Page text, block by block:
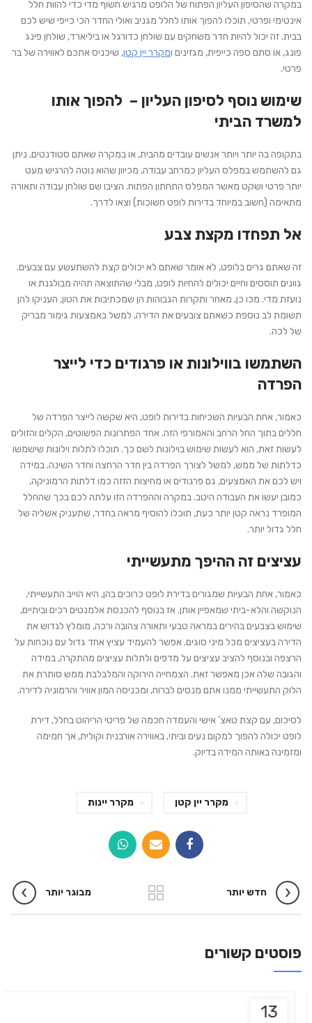
במקרה שהסיפון העליון הפתוח של הלופט מרגיש חשוף מדי כדי להוות חלל
אינטימי ופרטי, תוכלו להפוך אותו לחלל מגניב ואולי החדר הכי כייפי שיש לכם
בבית. זה יכול להיות חדר משחקים עם שולחן כדורגל או ביליארד, שולחן פינג
פונג, או סתם ספה כייפית, מגזינים ומקרר יין קטן, שיכניס אתכם לאווירה של בר
פרטי.
שימוש נוסף לסיפון העליון – להפוך אותו
למשרד הביתי
בתקופה בה יותר ויותר אנשים עובדים מהבית, או במקרה שאתם סטודנטים, ניתן
גם להשתמש במפלס העליון כמרחב עבודה, מכיוון שהוא נוטה להרגיש מעט
יותר פרטי ושקט מאשר המפלס התחתון הפתוח. הציבו שם שולחן עבודה ותאורה
מתאימה (חשוב במיוחד בדירות לופט חשוכות) וצאו לדרך.
אל תפחדו מקצת צבע
זה שאתם גרים בלופט, לא אומר שאתם לא יכולים קצת להשתעשע עם צבעים.
גוונים תוססים וחיים יכולים להחיות לופט, מבלי שהתוצאה תהיה מבולגנת או
נועזת מדי. מכו כן, מאחר ותקרות הגבוהות הן שמכתיבות את הטון, העניקו להן
תשומת לב נוספת כשאתם צובעים את הדירה, למשל באמצעות גימור מבריק
של לכה.
השתמשו בווילונות או פרגודים כדי לייצר
הפרדה
כאמור, אחת הבעיות השכיחות בדירות לופט, היא שקשה לייצר הפרדה של
חללים בתוך החל הרחב והאמורפי הזה. אחד הפתרונות הפשוטים, הקלים והזולים
לעשות זאת, הוא לעשות שימוש בוילונות לשם כך. תוכלו לתלות וילונות שישמשו
כדלתות של ממש, למשל לצורך הפרדה בין חדר הרחצה וחדר השינה. במידה
ויש לכם את האמצעים, גם פרגודים או מחיצות הזזה כמו דלתות הרמוניקה,
כמובן יעשו את העבודה היטב. במקרה וההפרדה הזו עלתה לכם בכך שהחלל
המופרד נראה קטן יותר כעת, תוכלו להוסיף מראה בחדר, שתעניק אשליה של
חלל גדול יותר.
עציצים זה ההיפך מתעשייתי
כאמור, אחת הבעיות שמגורים בדירת לופט כרוכים בהן, היא הוייב התעשייתי,
הנוקשה והלא-ביתי שמאפיין אותן. אז בנוסף להכנסת אלמנטים רכים וביתיים,
שימוש בצבעים בהירים במראה טבעי ותאורה צהובה ורכה, מומלץ לגדוש את
הדירה בעציצים מכל מיני סוגים. אפשר להעמיד עציץ אחד גדול עם נוכחות על
הרצפה ובנוסף להציב עציצים על מדפים ולתלות עציצים מהתקרה, במידה
והגובה שלה אכן מאפשר זאת. הצמחייה הירוקה והמלבלבת ממש סותרת את
הלוק התעשייתי ממנו אתם מנסים לברוח, ומכניסה המון אוויר והרמוניה לדירה.
לסיכום, עם קצת טאצ’ אישי והעמדה חכמה של פריטי הריהוט בחלל, דירת
לופט יכולה להפוך למקום נעים וביתי, באווירה אורבנית וקולית, אך חמימה
ומזמינה באותה המידה בדיוק.
מקרר יין קטן מקרר יינות
חדש יותר מבוגר יותר
פוסטים קשורים
13